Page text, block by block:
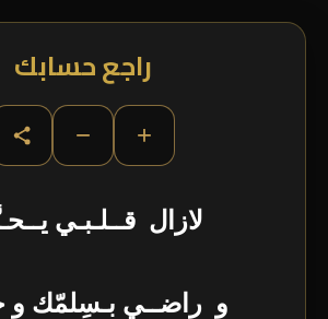
راجع حسابك
+
−
لازال قــلـبـي
و راضــي بـسِلمّك و